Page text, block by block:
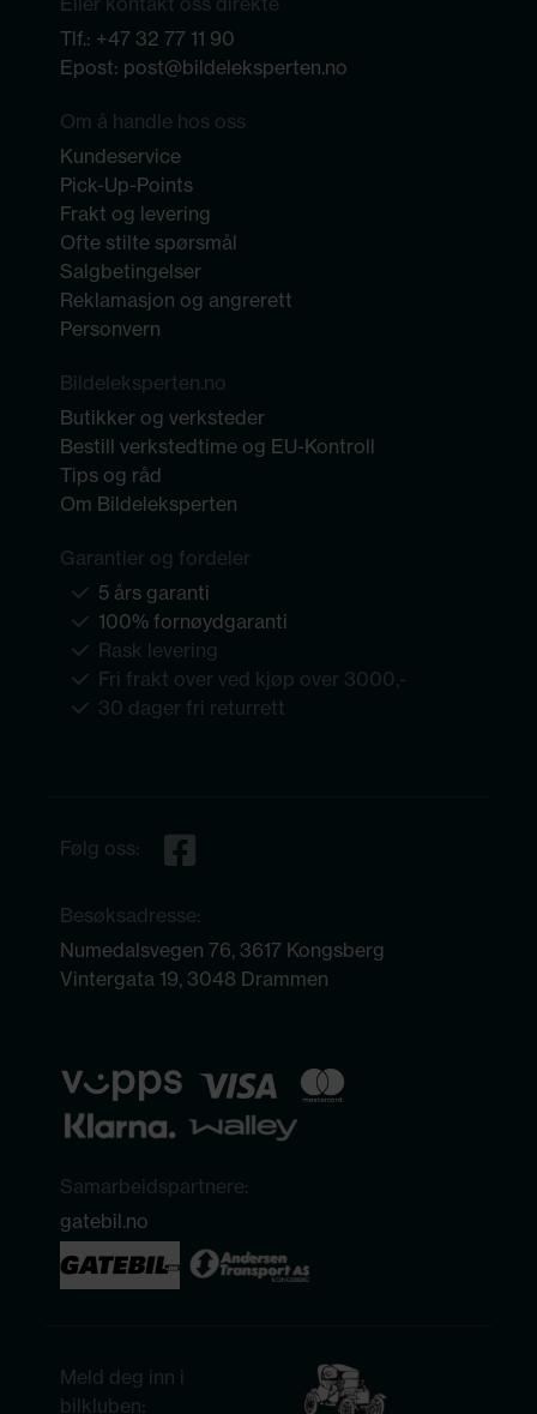
Tlf.: +47 32 77 11 90
Epost: post@bildeleksperten.no
Om å handle hos oss
Kundeservice
Pick-Up-Points
Frakt og levering
Ofte stilte spørsmål
Salgbetingelser
Reklamasjon og angrerett
Personvern
Bildeleksperten.no
Butikker og verksteder
Bestill verkstedtime og EU-Kontroll
Tips og råd
Om Bildeleksperten
Garantier og fordeler
5 års garanti
100% fornøydgaranti
Rask levering
Fri frakt over ved kjøp over 3000,-
30 dager fri returrett
Følg oss:
Besøksadresse:
Numedalsvegen 76, 3617 Kongsberg
Vintergata 19, 3048 Drammen
Samarbeidspartnere:
gatebil.no
Meld deg inn i
bilkluben: